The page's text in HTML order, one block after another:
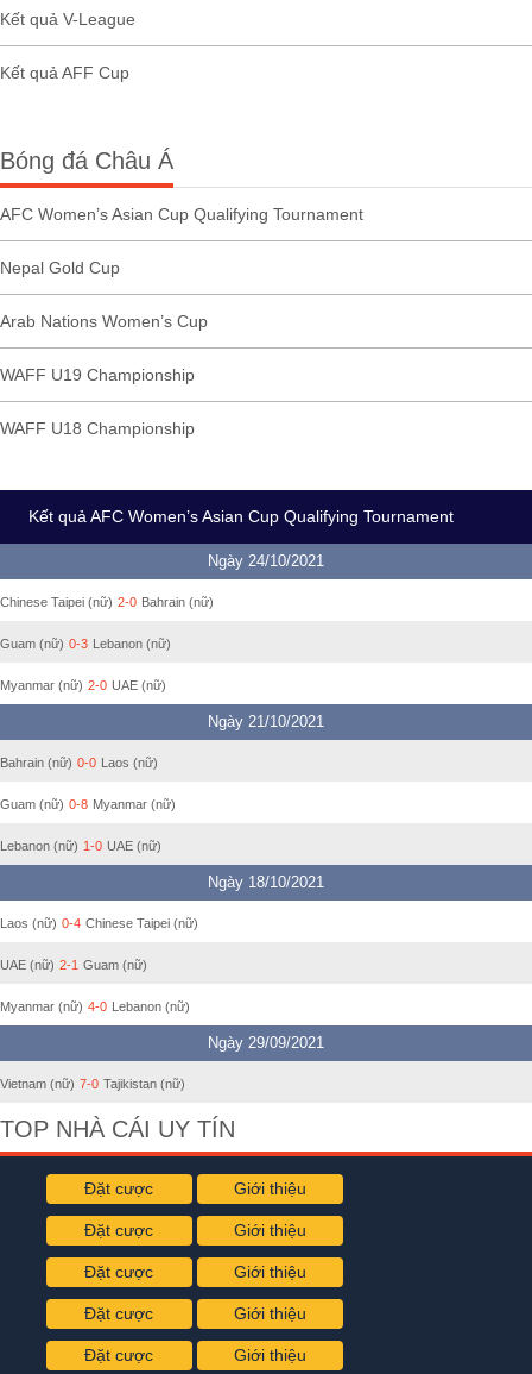
Kết quả V-League
Kết quả AFF Cup
Bóng đá Châu Á
AFC Women’s Asian Cup Qualifying Tournament
Nepal Gold Cup
Arab Nations Women’s Cup
WAFF U19 Championship
WAFF U18 Championship
Kết quả AFC Women’s Asian Cup Qualifying Tournament
Ngày 24/10/2021
Chinese Taipei (nữ) 2-0 Bahrain (nữ)
Guam (nữ) 0-3 Lebanon (nữ)
Myanmar (nữ) 2-0 UAE (nữ)
Ngày 21/10/2021
Bahrain (nữ) 0-0 Laos (nữ)
Guam (nữ) 0-8 Myanmar (nữ)
Lebanon (nữ) 1-0 UAE (nữ)
Ngày 18/10/2021
Laos (nữ) 0-4 Chinese Taipei (nữ)
UAE (nữ) 2-1 Guam (nữ)
Myanmar (nữ) 4-0 Lebanon (nữ)
Ngày 29/09/2021
Vietnam (nữ) 7-0 Tajikistan (nữ)
TOP NHÀ CÁI UY TÍN
Đặt cược Giới thiệu
Đặt cược Giới thiệu
Đặt cược Giới thiệu
Đặt cược Giới thiệu
Đặt cược Giới thiệu